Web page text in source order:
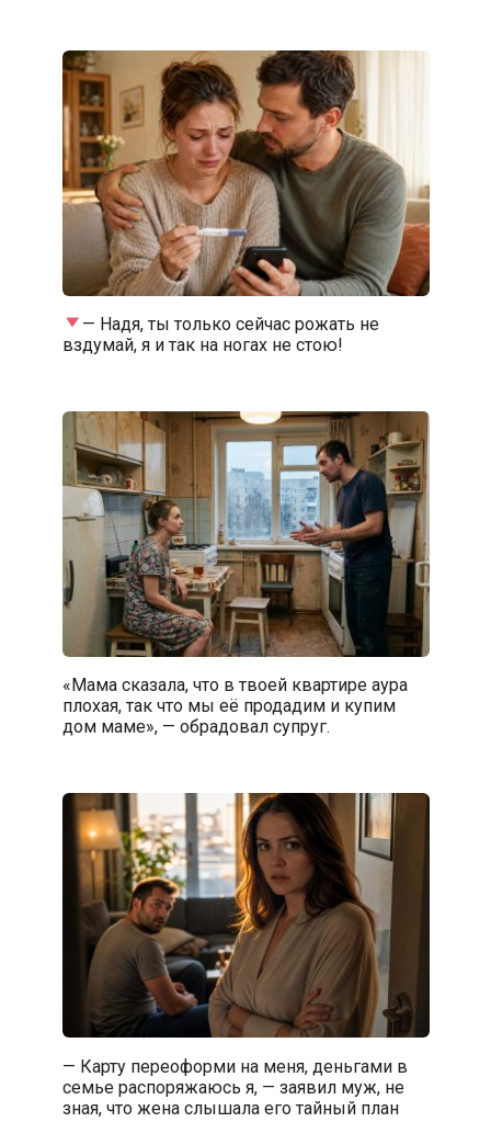
— Надя, ты только сейчас рожать не
вздумай, я и так на ногах не стою!
«Мама сказала, что в твоей квартире аура
плохая, так что мы её продадим и купим
дом маме», — обрадовал супруг.
— Карту переоформи на меня, деньгами в
семье распоряжаюсь я, — заявил муж, не
зная, что жена слышала его тайный план